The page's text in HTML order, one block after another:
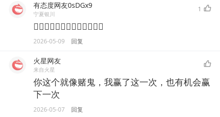
有态度网友0sDGx9
宁夏银川
1
👍🏼👏🏼👏🏼👏🏼👏🏼👏🏼🌹
2026-05-09 回复
火星网友
来自火星
你这个就像赌鬼，我赢了这一次，也有机会赢
下一次
2026-05-07 回复